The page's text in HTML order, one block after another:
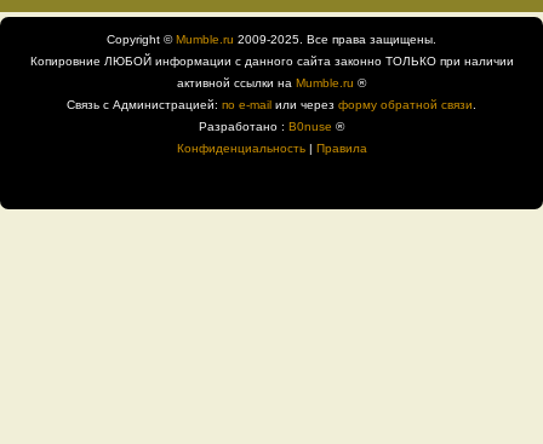
Copyright ©Mumble.ru 2009-2025. Все права защищены.
Копировние ЛЮБОЙ информации с данного сайта законно ТОЛЬКО при наличии
активной ссылки на Mumble.ru ®
Связь с Администрацией: по e-mail или через форму обратной связи
Разработано : B0nuse ®
Конфиденциальность| Правила